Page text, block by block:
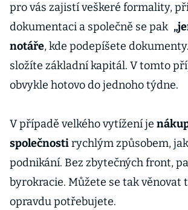
pro vás zajistí veškeré formality,
dokumentaci a společně se pak
notáře, kde podepíšete
složíte základní kapitál. V tomto
obvykle hotovo do jednoho týdne.
V případě velkého vytížení je
společnostirychlým způsobem,
podnikání. Bez zbytečných front,
byrokracie. Můžete se tak věnovat
opravdu potřebujete.